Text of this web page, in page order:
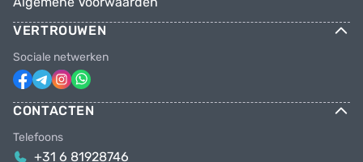
VERTROUWEN
Sociale netwerken
CONTACTEN
Telefoons
+31 6 81928746